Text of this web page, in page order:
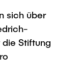
sich über
Stiftung